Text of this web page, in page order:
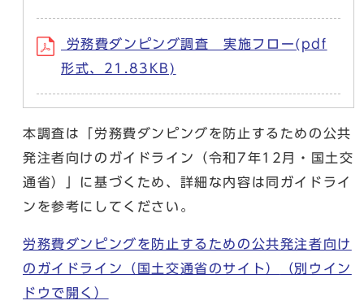
労務費ダンピング調査 実施フロー(pdf
形式、21.83KB)
本調査は「労務費ダンピングを防止するための公共
発注者向けのガイドライン（令和7年12月・国土交
通省）」に基づくため、詳細な内容は同ガイドライ
ンを参考にしてください。
労務費ダンピングを防止するための公共発注者向け
のガイドライン（国土交通省のサイト）
（別ウイン
ドウで開く）